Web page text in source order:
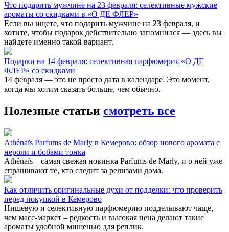
Что подарить мужчине на 23 февраля: селективные мужские
ароматы со скидками в «О ДЕ ФЛЕР»
Если вы ищете, что подарить мужчине на 23 февраля, и
хотите, чтобы подарок действительно запомнился — здесь вы
найдете именно такой вариант.
Подарки на 14 февраля: селективная парфюмерия «О ДЕ
ФЛЕР» со скидками
14 февраля — это не просто дата в календаре. Это момент,
когда мы хотим сказать больше, чем обычно.
Полезные статьи смотреть все
Athénaïs Parfums de Marly в Кемерово: обзор нового аромата с
нероли и бобами тонка
Athénaïs – самая свежая новинка Parfums de Marly, и о ней уже
спрашивают те, кто следит за релизами дома.
Как отличить оригинальные духи от подделки: что проверить
перед покупкой в Кемерово
Нишевую и селективную парфюмерию подделывают чаще,
чем масс-маркет – редкость и высокая цена делают такие
ароматы удобной мишенью для реплик.